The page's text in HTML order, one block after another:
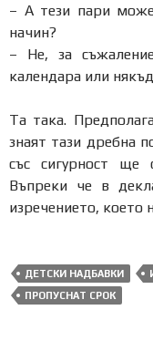
– А тези пари
начин?
– Не, за
календара или
Та така.
знаят тази дребна
със сигурност ще
Въпреки че в
изречението, което
ДЕТСКИ НАДБАВКИ
ПРОПУСНАТ СРОК